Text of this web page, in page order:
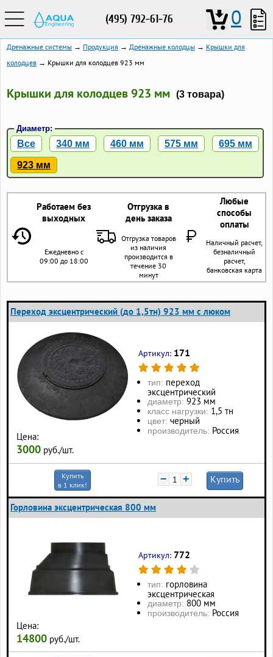
(495) 792-61-76 0
Дренажные системы → Продукция → Дренажные колодцы → Крышки для
колодцев → Крышки для колодцев 923 мм
Крышки для колодцев 923 мм (3 товара)
Диаметр:
Все 340 мм 460 мм 575 мм 695 мм
923 мм
Работаем без
выходных
Отгрузка в
день заказа
Любые
способы
оплаты
Ежедневно с
09:00 до 18:00
Отгрузка товаров
из наличия
производится в
течение 30
минут
Наличный расчет,
безналичный
расчет,
банковская карта
Переход эксцентрический (до 1,5тн) 923 мм с люком
Цена:
3000 руб./шт.
Артикул: 171
тип: переход
эксцентрический
диаметр: 923 мм
класс нагрузки: 1,5 тн
цвет: черный
производитель: Россия
Купить
в 1 клик!
− + Купить
Горловина эксцентрическая 800 мм
Цена:
14800 руб./шт.
Артикул: 772
тип: горловина
эксцентрическая
диаметр: 800 мм
производитель: Россия